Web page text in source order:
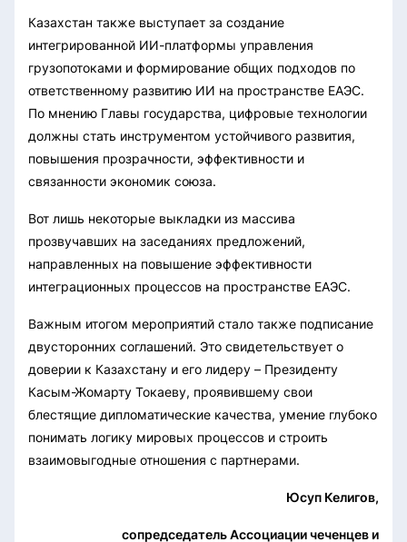
Казахстан также выступает за создание
интегрированной ИИ-платформы управления
грузопотоками и формирование общих подходов по
ответственному развитию ИИ на пространстве ЕАЭС.
По мнению Главы государства, цифровые технологии
должны стать инструментом устойчивого развития,
повышения прозрачности, эффективности и
связанности экономик союза.
Вот лишь некоторые выкладки из массива
прозвучавших на заседаниях предложений,
направленных на повышение эффективности
интеграционных процессов на пространстве ЕАЭС.
Важным итогом мероприятий стало также подписание
двусторонних соглашений. Это свидетельствует о
доверии к Казахстану и его лидеру – Президенту
Касым-Жомарту Токаеву, проявившему свои
блестящие дипломатические качества, умение глубоко
понимать логику мировых процессов и строить
взаимовыгодные отношения с партнерами.
Юсуп Келигов,
сопредседатель Ассоциации чеченцев и